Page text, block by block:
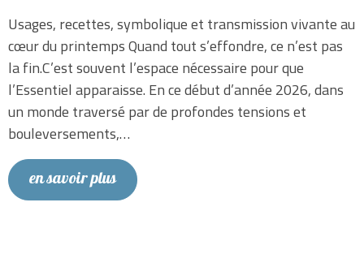
Usages, recettes, symbolique et transmission vivante au
cœur du printemps Quand tout s’effondre, ce n’est pas
la fin.C’est souvent l’espace nécessaire pour que
l’Essentiel apparaisse. En ce début d’année 2026, dans
un monde traversé par de profondes tensions et
bouleversements,…
en savoir plus